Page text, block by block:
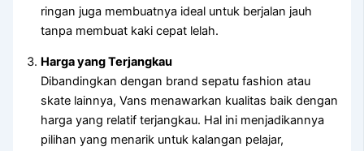
ringan juga membuatnya ideal untuk berjalan jauh
tanpa membuat kaki cepat lelah.
Harga yang Terjangkau
Dibandingkan dengan brand sepatu fashion atau
skate lainnya, Vans menawarkan kualitas baik dengan
harga yang relatif terjangkau. Hal ini menjadikannya
pilihan yang menarik untuk kalangan pelajar,